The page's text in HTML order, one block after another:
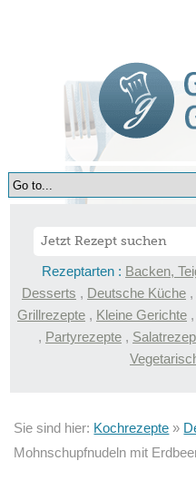
Rezeptarten : Backen,
Desserts , Deutsche Küche ,
Grillrezepte , Kleine Gerichte ,
, Partyrezepte ,
Sie sind hier: Kochrezepte »
Mohnschupfnudeln mit